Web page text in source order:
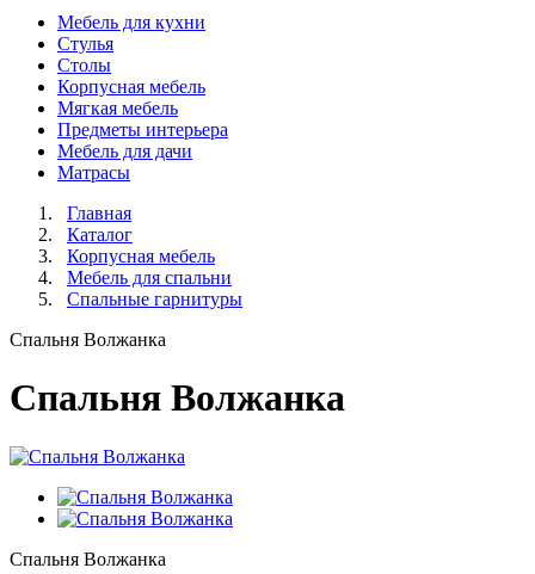
Мебель для кухни
Стулья
Столы
Корпусная мебель
Мягкая мебель
Предметы интерьера
Мебель для дачи
Матраcы
Главная
Каталог
Корпусная мебель
Мебель для спальни
Спальные гарнитуры
Спальня Волжанка
Спальня Волжанка
Спальня Волжанка